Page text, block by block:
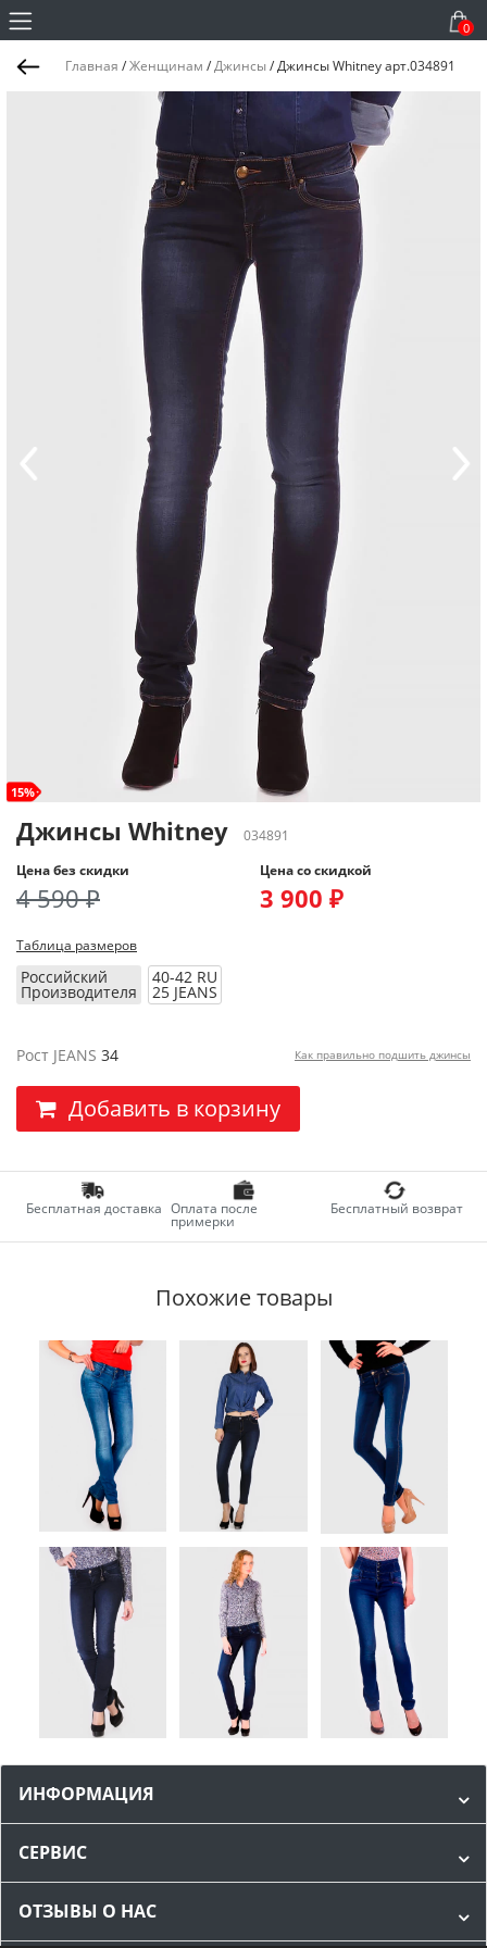
0
Главная /Женщинам /Джинсы/Джинсы Whitney арт.034891
15%
Джинсы Whitney
034891
Цена без скидки
4 590 ₽
Цена со скидкой
3 900 ₽
Таблица размеров
Российский
Производителя
40-42 RU
25 JEANS
Рост JEANS 34 Как правильно подшить джинсы
Добавить в корзину
Бесплатная доставка Оплата после
примерки
Бесплатный возврат
Похожие товары
ИНФОРМАЦИЯ
СЕРВИС
ОТЗЫВЫ О НАС